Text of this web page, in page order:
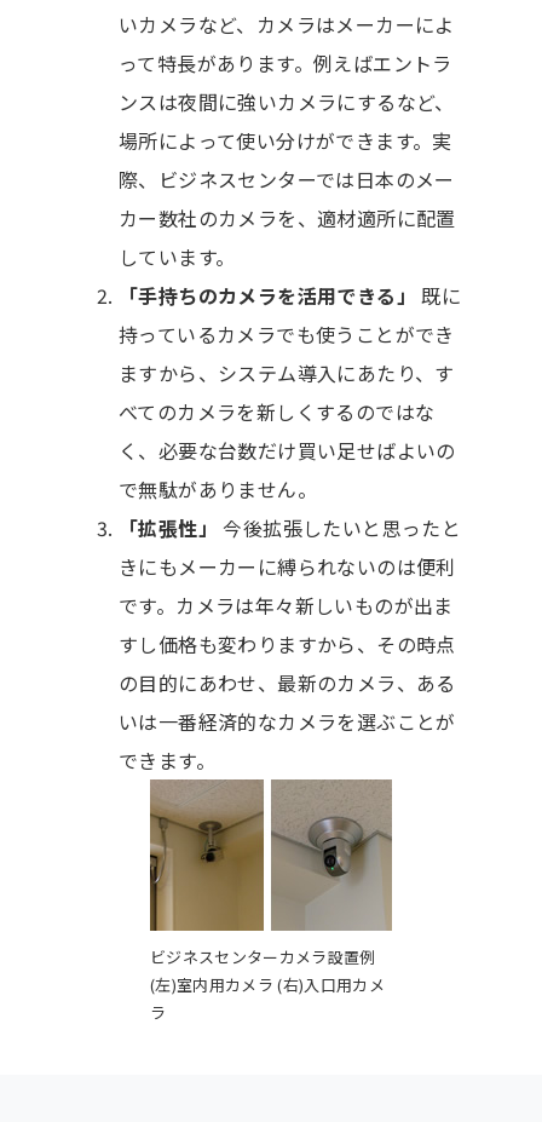
いカメラなど、カメラはメーカーによ
って特長があります。例えばエントラ
ンスは夜間に強いカメラにするなど、
場所によって使い分けができます。実
際、ビジネスセンターでは日本のメー
カー数社のカメラを、適材適所に配置
しています。
「手持ちのカメラを活用できる」 既に
持っているカメラでも使うことができ
ますから、システム導入にあたり、す
べてのカメラを新しくするのではな
く、必要な台数だけ買い足せばよいの
で無駄がありません。
「拡張性」 今後拡張したいと思ったと
きにもメーカーに縛られないのは便利
です。カメラは年々新しいものが出ま
すし価格も変わりますから、その時点
の目的にあわせ、最新のカメラ、ある
いは一番経済的なカメラを選ぶことが
できます。
ビジネスセンターカメラ設置例
(左)室内用カメラ (右)入口用カメ
ラ